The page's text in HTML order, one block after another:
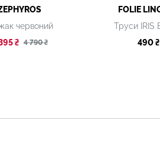
червоний
₴ 4 790 ₴
FOLIE
Труси IRIS
490 ₴